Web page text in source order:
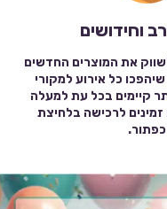
וחידושים
את המוצרים החדשים
שיהפכו כל אירוע למקורי
קיימים בכל עת למעלה
זמינים לרכישה בלחיצת
כפתור.